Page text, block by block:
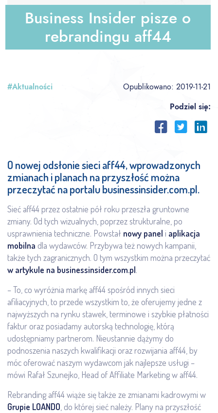
Business Insider pisze o
rebrandingu aff44
#Aktualności Opublikowano: 2019-11-21
Podziel się:
O nowej odsłonie sieci aff44, wprowadzonych
zmianach i planach na przyszłość można
przeczytać na portalu businessinsider.com.pl.
Sieć aff44 przez ostatnie pół roku przeszła gruntowne
zmiany. Od tych wizualnych, poprzez strukturalne, po
usprawnienia techniczne. Powstał nowy panel i aplikacja
mobilna dla wydawców. Przybywa też nowych kampanii,
także tych zagranicznych. O tym wszystkim można przeczytać
w artykule na businessinsider.com.pl.
– To, co wyróżnia markę aff44 spośród innych sieci
afiliacyjnych, to przede wszystkim to, że oferujemy jedne z
najwyższych na rynku stawek, terminowe i szybkie płatności
faktur oraz posiadamy autorską technologię, którą
udostępniamy partnerom. Nieustannie dążymy do
podnoszenia naszych kwalifikacji oraz rozwijania aff44, by
móc oferować naszym wydawcom jak najlepsze usługi –
mówi Rafał Szunejko, Head of Affiliate Marketing w aff44.
Rebranding aff44 wiąże się także ze zmianami kadrowymi w
Grupie LOANDO , do której sieć należy. Plany na przyszłość